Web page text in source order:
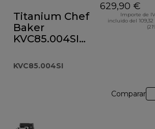
Titanium Chef
Baker
KVC85.004SI
KVC85.004SI
629,90 €
Importe de
incluido del
Comparar